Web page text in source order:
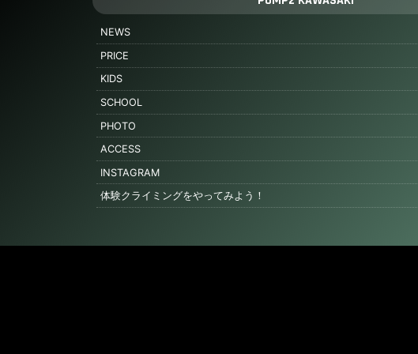
NEWS
PRICE
KIDS
SCHOOL
PHOTO
ACCESS
INSTAGRAM
体験クライミングをやってみよう！